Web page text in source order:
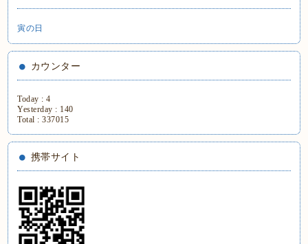
寅の日
カウンター
Today :4
Yesterday : 140
Total :337015
携帯サイト